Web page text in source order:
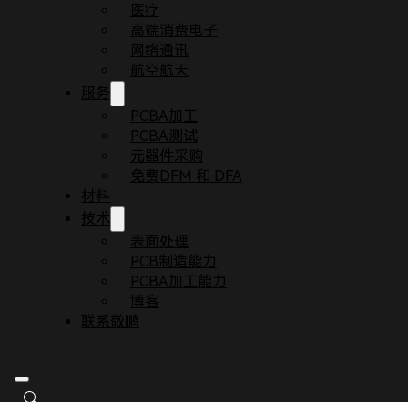
医疗
高端消费电子
网络通讯
航空航天
服务
PCBA加工
PCBA测试
元器件采购
免费DFM 和 DFA
材料
技术
表面处理
PCB制造能力
PCBA加工能力
博客
联系敬鹏
常见问题
PCB布局（Printed Circuit Board Layout），简称
接，从而形成一个功能完整、性能稳定的印刷电